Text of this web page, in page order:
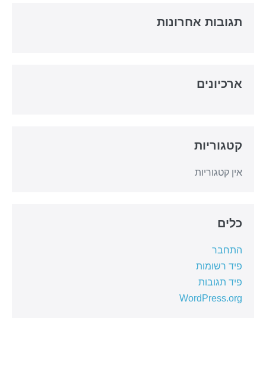
תגובות אחרונות
ארכיונים
קטגוריות
אין קטגוריות
כלים
התחבר
פיד רשומות
פיד תגובות
WordPress.org